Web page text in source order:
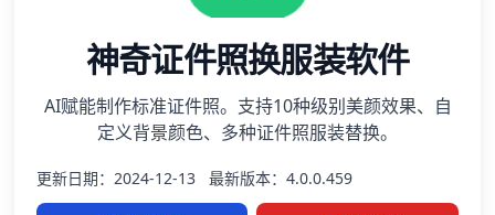
神奇证件照换服装软件
AI赋能制作标准证件照。支持10种级别美颜效果、自
定义背景颜色、多种证件照服装替换。
更新日期：2024-12-13 最新版本：4.0.0.459